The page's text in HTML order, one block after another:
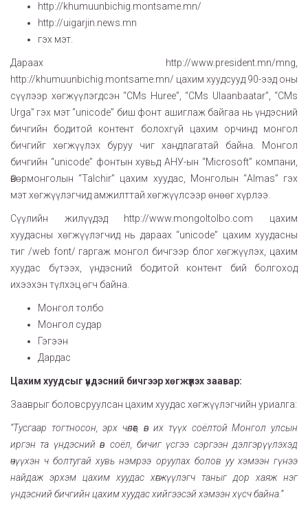
http://khumuunbichig.montsame.mn/
http://uigarjin.news.mn
гэх мэт.
Дараах http://www.president.mn/mng,
http://khumuunbichig.montsame.mn/ цахим хуудсууд 90-ээд оны
сүүлээр хөгжүүлэгдсэн “CMs Huree”, “CMs Ulaanbaatar”, “CMs
Urga” гэх мэт ‘’unicode” биш фонт ашиглаж байгаа нь үндэсний
бичгийн бодитой контент болохгүй цахим орчинд монгол
бичгийг хөгжүүлэх буруу чиг хандлагатай байна. Монгол
бичгийн “unicode” фонтын хувьд АНУ-ын “Microsoft” компани,
Өвөрмонголын “Talchir” цахим хуудас, Монголын “Almas” гэх
мэт хөгжүүлэгчид амжилттай хөгжүүлсээр өнөөг хүрлээ.
Сүүлийн жилүүдэд http://www.mongoltolbo.com цахим
хуудасны хөгжүүлэгчид нь дараах “unicode” цахим хуудасны
тиг /web font/ гаргаж монгол бичгээр блог хөгжүүлэх, цахим
хуудас бүтээх, үндэсний бодитой контент бий болгоход
ихээхэн түлхэц өгч байна.
Монгол толбо
Монгол судар
Гэгээн
Дардас
Цахим хуудсыг үндэсний бичгээр хөгжүүлэх заавар:
Зааврыг боловсруулсан цахим хуудас хөгжүүлэгчийн уриалга:
“Тусгаар тогтносон, эрх чөлөөт, өв их түүх соёлтой Монгол улсын
иргэн та үндэсний өв соёл, бичиг үсгээ сэргээн дэлгэрүүлэхэд
өчүүхэн ч болтугай хувь нэмрээ оруулах болов уу хэмээн гүнээ
найдаж эрхэм цахим хуудас хөгжүүлэгч таныг дор хаяж нэг
үндэсний бичгийн цахим хуудас хийгээсэй хэмээн хүсч байна.”